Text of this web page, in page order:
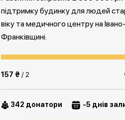
підтримку будинку для людей
віку та медичного центру на Івано-
Франківщині.
157 ₴ / 2
342 донатори -5 днів